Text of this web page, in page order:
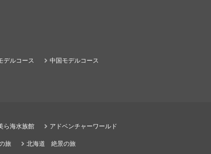
デルコース 中国モデルコース
ら海水族館 アドベンチャーワールド
旅 北海道 絶景の旅